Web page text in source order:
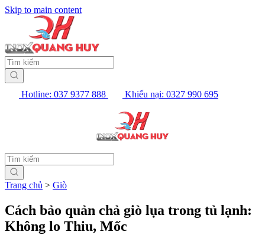
Skip to main content
Hotline: 037 9377 888 Khiếu nại: 0327 990 695
Trang chủ > Giò
Cách bảo quản chả giò lụa trong tủ lạnh:
Không lo Thiu, Mốc